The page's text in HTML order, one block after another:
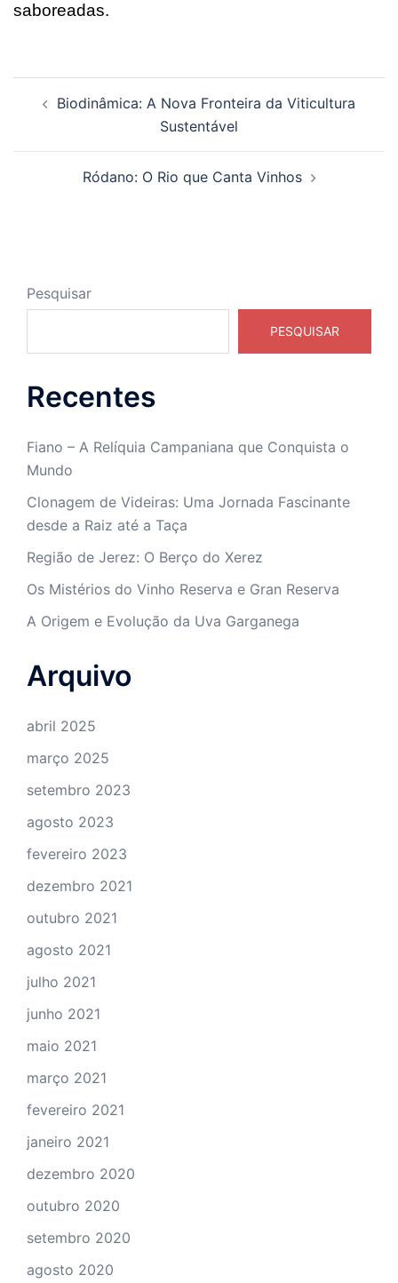
saboreadas.
Biodinâmica: A Nova Fronteira da Viticultura
Sustentável
Ródano: O Rio que Canta Vinhos
Pesquisar
PESQUISAR
Recentes
Fiano – A Relíquia Campaniana que Conquista o
Mundo
Clonagem de Videiras: Uma Jornada Fascinante
desde a Raiz até a Taça
Região de Jerez: O Berço do Xerez
Os Mistérios do Vinho Reserva e Gran Reserva
A Origem e Evolução da Uva Garganega
Arquivo
abril 2025
março 2025
setembro 2023
agosto 2023
fevereiro 2023
dezembro 2021
outubro 2021
agosto 2021
julho 2021
junho 2021
maio 2021
março 2021
fevereiro 2021
janeiro 2021
dezembro 2020
outubro 2020
setembro 2020
agosto 2020